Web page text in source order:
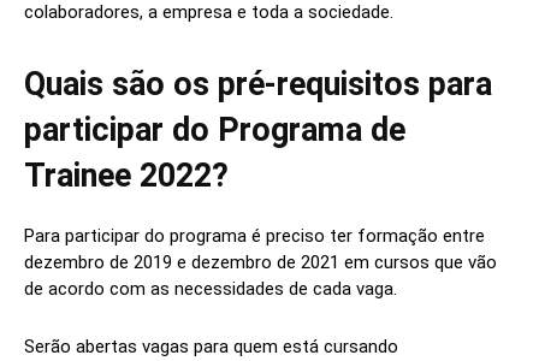
colaboradores, a empresa e toda a sociedade.
Quais são os pré-requisitos para
participar do Programa de
Trainee 2022?
Para participar do programa é preciso ter formação entre
dezembro de 2019 e dezembro de 2021 em cursos que vão
de acordo com as necessidades de cada vaga.
Serão abertas vagas para quem está cursando